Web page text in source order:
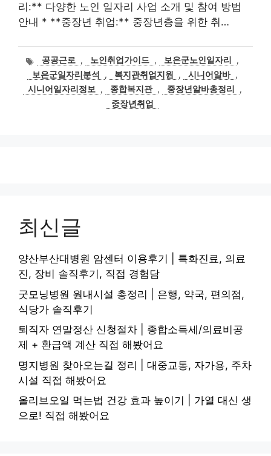
리:** 다양한 노인 일자리 사업 소개 및 참여 방법
안내 * **중장년 취업:** 중장년층을 위한 취…
태
그
공공근로 , 노인취업가이드 , 보은군노인일자리
,
보은군일자리분석
, 복지관취업지원 , 시니어알바 ,
시니어일자리정보
, 종합복지관 , 중장년알바총정리
,
중장년취업
최신글
양산부산대병원 암센터 이용후기 | 특화진료, 의료
진, 장비 솔직후기, 직접 경험담
굿모닝병원 원내시설 총정리 | 은행, 약국, 편의점,
식당가 솔직후기
퇴직자 연말정산 신청절차 | 종합소득세/의료비공
제 + 환급액 계산 직접 해봤어요
명지병원 찾아오는길 정리 | 대중교통, 자가용, 주차
시설 직접 해봤어요
올리브오일 먹는법 건강 효과 높이기 | 가열 대신 생
으로! 직접 해봤어요